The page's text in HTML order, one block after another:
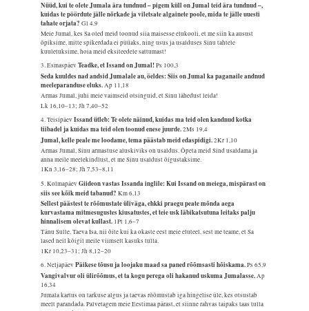
Nüüd, kui te olete Jumala ära tundnud – pigem küll on Jumal teid ära tundnud –,
kuidas te pöördute jälle nõrkade ja viletsate algainete poole, mida te jälle uuesti
tahate orjata?Gl 4,9
Meie Jumal, kes Sa oled meid toonud siia maisesse elukooli, et me siin ka ausust
õpiksime, mitte spikerdada ei püüaks, ning usus ja usalduses Sinu tahtele
kuuletuksime, hoia meid eksiteedele sattumast!
3. EsmaspäevTeadke, et Issand on Jumal!Ps 100,3
Seda kuuldes nad andsid Jumalale au, öeldes: Siis on Jumal ka paganaile andnud
meeleparanduse eluks.Ap 11,18
Armas Jumal, juhi meie vaimseid otsinguid, et Sinu lähedust leida!
Lk 16,10–13; Jh 7,40–52
4. TeisipäevIssand ütleb: Te olete näinud, kuidas ma teid olen kandnud kotka
tiibadel ja kuidas ma teid olen toonud enese juurde.2Ms 19,4
Jumal, kelle peale me loodame, tema päästab meid edaspidigi.2Kr 1,10
Armas Jumal, Sinu armastuse aluskiviks on usaldus. Õpeta meid Sind usaldama ja
anna meile meelekindlust, et me Sinu usaldust õigustaksime.
1Kn 3,16–28; Jh 7,53–8,11
5. KolmapäevGiideon vastas Issanda inglile: Kui Issand on meiega, mispärast on
siis see kõik meid tabanud?Km 6,13
Sellest päästest te rõõmustate üliväga, ehkki praegu peate mõnda aega
kurvastama mitmesugustes kiusatustes, et teie usk läbikatsutuna leitaks palju
hinnalisem olevat kullast. 1Pt 1,6–7
Tänu Sulle, Taeva Isa, nii õite kui ka okaste eest meie eluteel, sest me teame, et Sa
lased neil kõigil meile viimselt kasuks tulla.
1Kr 10,23–31; Jh 8,12–20
6. NeljapäevPäikese tõusu ja loojaku maad sa paned rõõmsasti hõiskama.Ps 65,9
Vangivalvur oli ülirõõmus, et ta kogu perega oli hakanud uskuma Jumalasse.Ap
16,34
Jumala kartus on tarkuse algus ja taevas rõõmustab iga hingelise üle, kes otsustab
meelt parandada. Palvetagem meie Eestimaa pärast, et siinne rahvas taipaks taas tulla